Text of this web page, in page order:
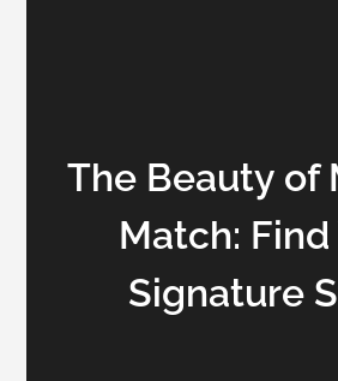
The Beauty of
Match: Find
Signature